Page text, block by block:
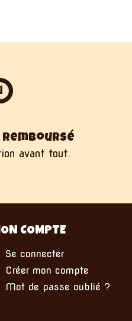
avant tout.
COMPTE
Se connecter
Créer mon compte
Mot de passe oublié ?